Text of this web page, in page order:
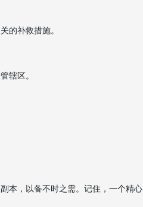
的补救措施。
辖区。
本，以备不时之需。记住，一个精心